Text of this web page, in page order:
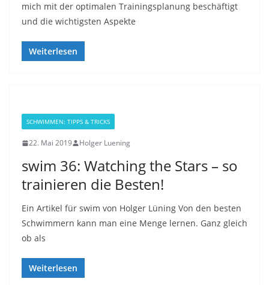
mich mit der optimalen Trainingsplanung beschäftigt
und die wichtigsten Aspekte
Weiterlesen
SCHWIMMEN: TIPPS & TRICKS
22. Mai 2019 Holger Luening
swim 36: Watching the Stars – so
trainieren die Besten!
Ein Artikel für swim von Holger Lüning Von den besten
Schwimmern kann man eine Menge lernen. Ganz gleich
ob als
Weiterlesen